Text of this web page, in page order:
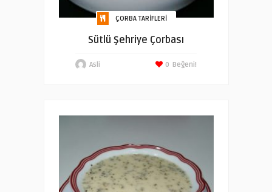
ÇORBA TARIFLERI
Sütlü Şehriye Çorbası
Asli Beğeni!
0